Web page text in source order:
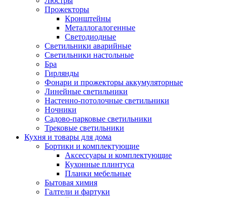
Прожекторы
Кронштейны
Металлогалогенные
Светодиодные
Светильники аварийные
Светильники настольные
Бра
Гирлянды
Фонари и прожекторы аккумуляторные
Линейные светильники
Настенно-потолочные светильники
Ночники
Садово-парковые светильники
Трековые светильники
Кухня и товары для дома
Бортики и комплектующие
Аксессуары и комплектующие
Кухонные плинтуса
Планки мебельные
Бытовая химия
Галтели и фартуки